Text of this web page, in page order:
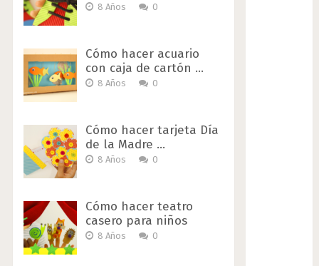
8 Años 0
Cómo hacer acuario
con caja de cartón …
8 Años 0
Cómo hacer tarjeta Día
de la Madre …
8 Años 0
Cómo hacer teatro
casero para niños
8 Años 0